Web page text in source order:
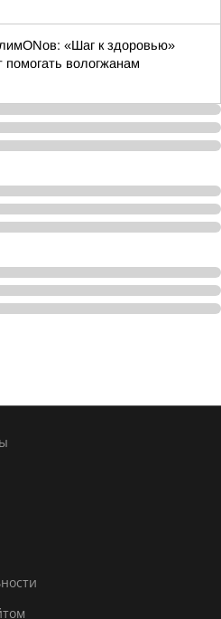
«Шаг к здоровью»
помогать вологжанам